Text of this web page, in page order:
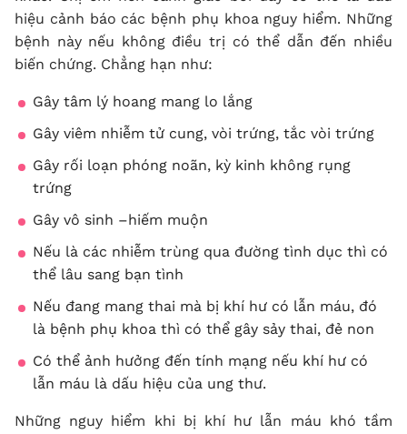
hiệu cảnh báo các bệnh phụ khoa nguy hiểm. Những
bệnh này nếu không điều trị có thể dẫn đến nhiều
biến chứng. Chẳng hạn như:
Gây tâm lý hoang mang lo lắng
Gây viêm nhiễm tử cung, vòi trứng, tắc vòi trứng
Gây rối loạn phóng noãn, kỳ kinh không rụng
trứng
Gây vô sinh –hiếm muộn
Nếu là các nhiễm trùng qua đường tình dục thì có
thể lâu sang bạn tình
Nếu đang mang thai mà bị khí hư có lẫn máu, đó
là bệnh phụ khoa thì có thể gây sảy thai, đẻ non
Có thể ảnh hưởng đến tính mạng nếu khí hư có
lẫn máu là dấu hiệu của ung thư.
Những nguy hiểm khi bị khí hư lẫn máu khó tầm